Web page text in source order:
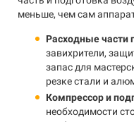
меньше, чем сам
Расходные части
завихрители,
запас для
резке стали и
Компрессор и
необходимости